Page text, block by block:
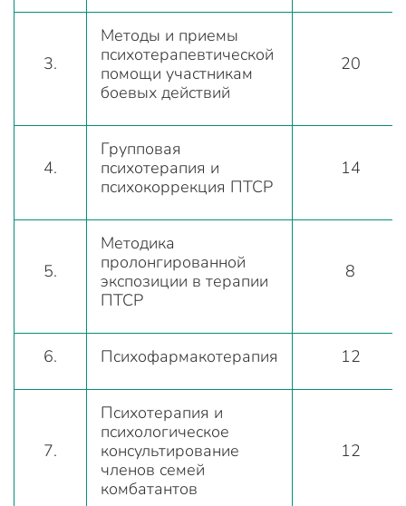
3.
Методы и приемы
психотерапевтической
помощи участникам
боевых действий
20
4.
Групповая
психотерапия и
психокоррекция ПТСР
14
5.
Методика
пролонгированной
экспозиции в терапии
ПТСР
8
6. Психофармакотерапия 12
7.
Психотерапия и
психологическое
консультирование
членов семей
комбатантов
12